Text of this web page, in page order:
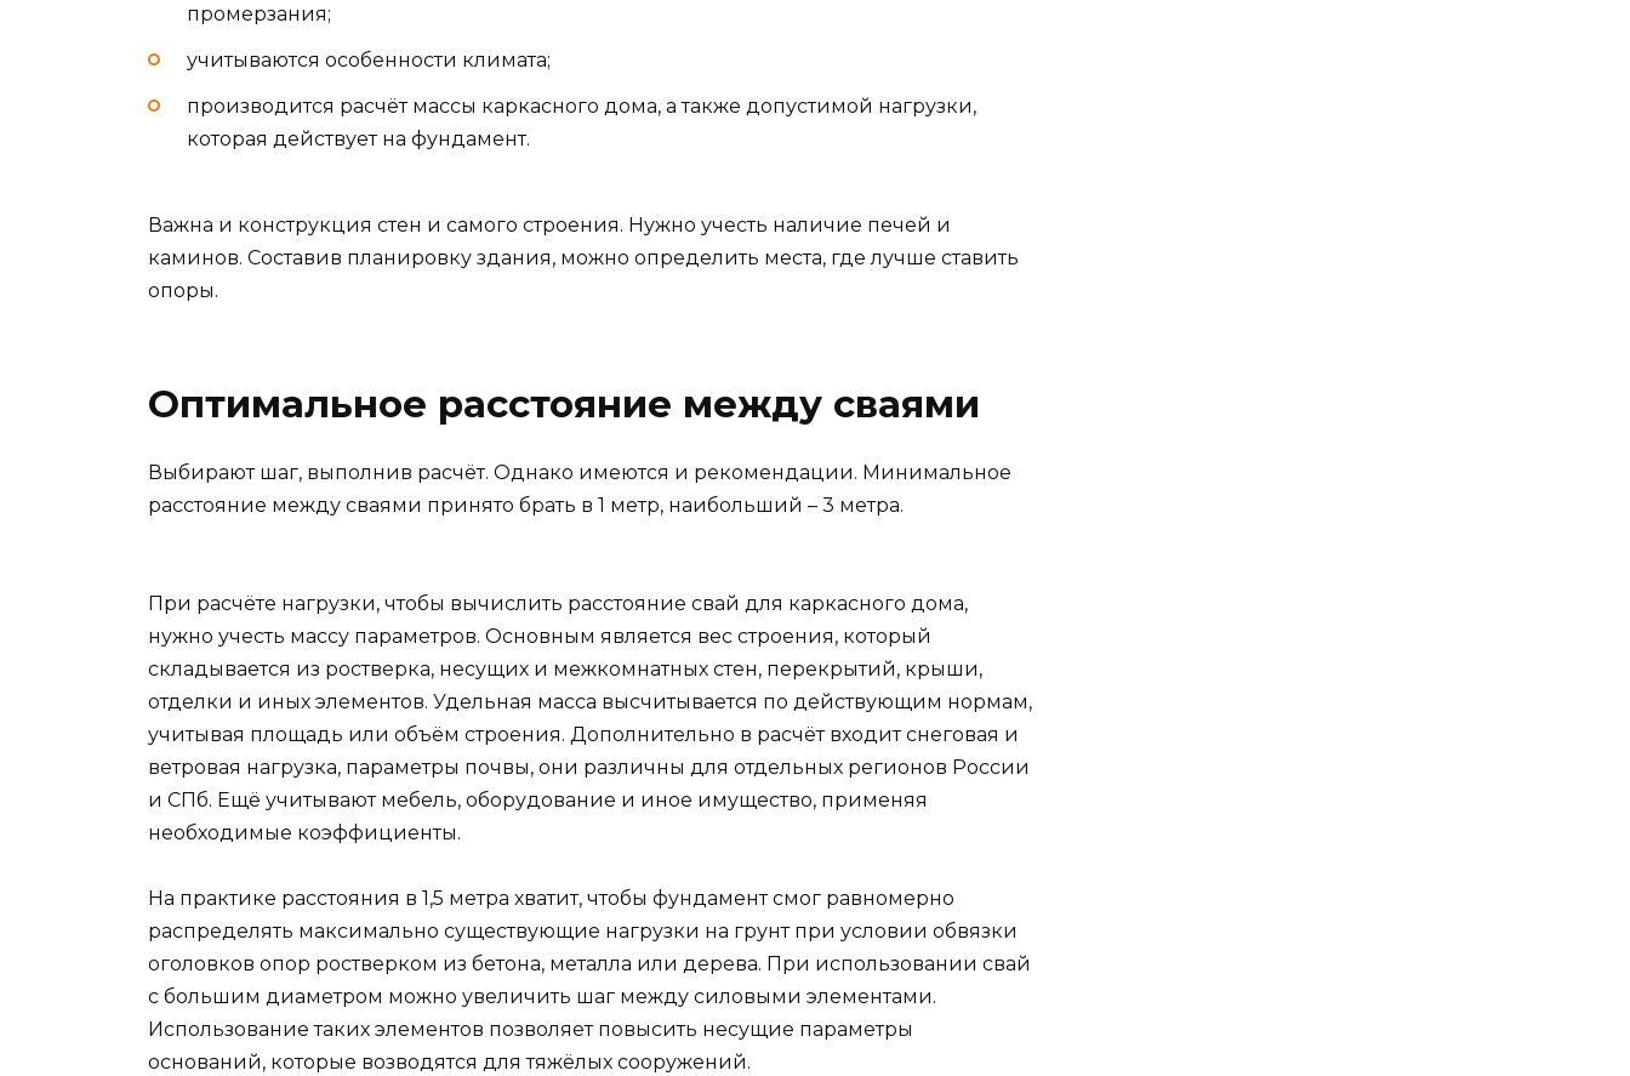
промерзания;
учитываются особенности климата;
производится расчёт массы каркасного дома, а также допустимой нагрузки,
которая действует на фундамент.
Важна и конструкция стен и самого строения. Нужно учесть наличие печей и
каминов. Составив планировку здания, можно определить места, где лучше ставить
опоры.
Оптимальное расстояние между сваями
Выбирают шаг, выполнив расчёт. Однако имеются и рекомендации. Минимальное
расстояние между сваями принято брать в 1 метр, наибольший – 3 метра.
При расчёте нагрузки, чтобы вычислить расстояние свай для каркасного дома,
нужно учесть массу параметров. Основным является вес строения, который
складывается из ростверка, несущих и межкомнатных стен, перекрытий, крыши,
отделки и иных элементов. Удельная масса высчитывается по действующим нормам,
учитывая площадь или объём строения. Дополнительно в расчёт входит снеговая и
ветровая нагрузка, параметры почвы, они различны для отдельных регионов России
и СПб. Ещё учитывают мебель, оборудование и иное имущество, применяя
необходимые коэффициенты.
На практике расстояния в 1,5 метра хватит, чтобы фундамент смог равномерно
распределять максимально существующие нагрузки на грунт при условии обвязки
оголовков опор ростверком из бетона, металла или дерева. При использовании свай
с большим диаметром можно увеличить шаг между силовыми элементами.
Использование таких элементов позволяет повысить несущие параметры
оснований, которые возводятся для тяжёлых сооружений.